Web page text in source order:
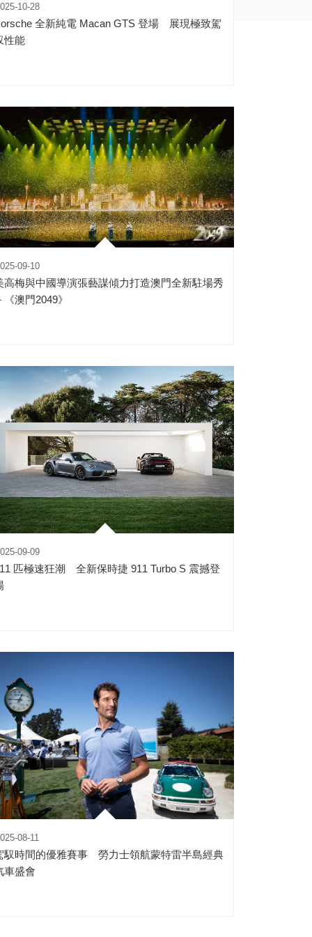
10-28
全新純電 Macan GTS 登場 展現極致駕
性能
09-10
高梅與中國導演張藝謀傾力打造澳門全新駐場秀
《澳門2049》
09-09
匹極速狂潮 全新保時捷 911 Turbo S 震撼登
08-11
馭時間的優雅賽事 勞力士領航蒙特雷半島經典
車盛會